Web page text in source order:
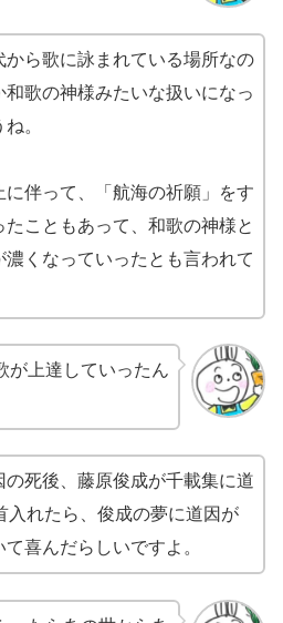
から歌に詠まれている場所なの
和歌の神様みたいな扱いになっ
。
に伴って、「航海の祈願」をす
たこともあって、和歌の神様と
濃くなっていったとも言われて
が上達していったん
の死後、藤原俊成が千載集に道
入れたら、俊成の夢に道因が
喜んだらしいですよ。